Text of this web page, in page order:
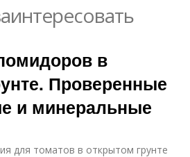
в
Проверенные
и минеральные
для томатов в открытом грунте